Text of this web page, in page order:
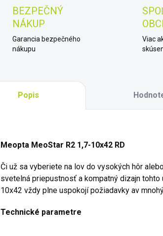
BEZPEČNÝ
NÁKUP
Garancia bezpečného
nákupu
Viac
Popis
Meopta MeoStar R2 1,7-10x42 RD
Či už sa vyberiete na lov do vysokých hôr
svetelná priepustnosť a kompatný dizajn
10x42 vždy plne uspokojí požiadavky av
Technické parametre